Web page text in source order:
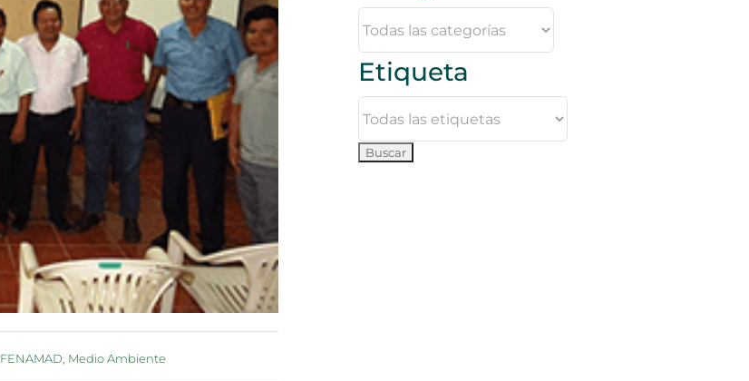
FENAMAD Medio Ambiente
Etiqueta